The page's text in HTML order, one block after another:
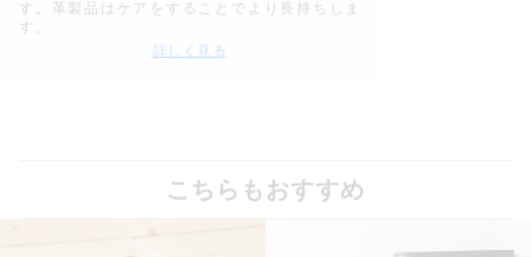
す。革製品はケアをすることでより長持ちしま
す。
詳しく見る
こちらもおすすめ